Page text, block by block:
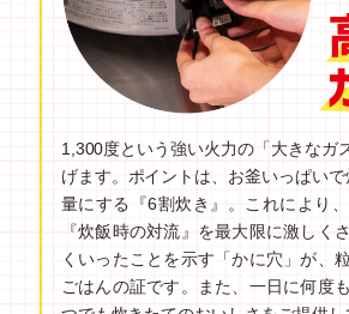
1,300度という強い火力の「大きなガ
げます。ポイントは、お釜いっぱい
量にする『6割炊き』。これにより
『炊飯時の対流』を最大限に激しく
くいったことを示す「かに穴」が、
ごはんの証です。また、一日に何度